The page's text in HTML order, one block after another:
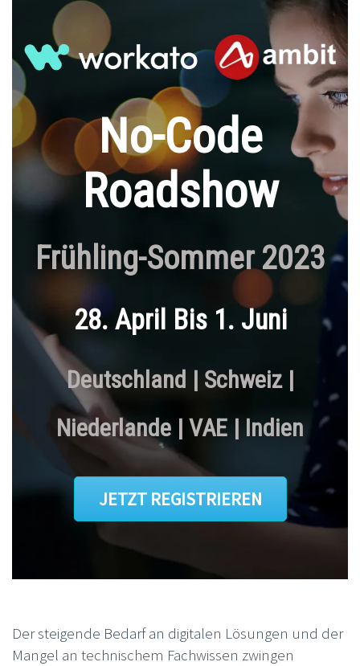
No-Code
Roadshow
Frühling-Sommer 2023
28. April Bis 1. Juni
Deutschland | Schweiz |
Niederlande | VAE | Indien
JETZT REGISTRIEREN
Der steigende Bedarf an digitalen Lösungen und der
Mangel an technischem Fachwissen zwingen